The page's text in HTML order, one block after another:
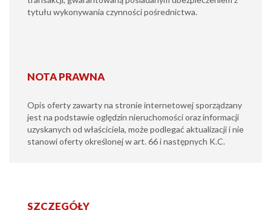
tytułu wykonywania czynności pośrednictwa.
NOTA PRAWNA
Opis oferty zawarty na stronie internetowej sporządzany
jest na podstawie oględzin nieruchomości oraz informacji
uzyskanych od właściciela, może podlegać aktualizacji i nie
stanowi oferty określonej w art. 66 i następnych K.C.
SZCZEGÓŁY